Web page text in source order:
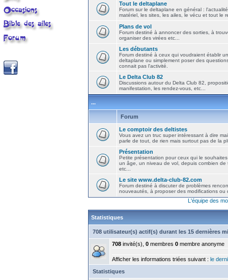
Tout le deltaplane
Forum sur le deltaplane en général :
matériel, les sites, les ailes, le vécu et tout le
Plans de vol
Forum destiné à annoncer des sorties, à
organiser des virées etc...
Les débutants
Forum destiné à ceux qui voudraient établir
deltaplane ou simplement poser des
connait pas l'activité.
Le Delta Club 82
Discussions autour du Delta Club 82,
manifestation, les rendez-vous, etc...
...
Forum
Le comptoir des deltistes
Vous avez un truc super intéressant à dire
parle de tout, de rien mais surtout pas de la
Présentation
Petite présentation pour ceux qui le
un âge, un niveau de vol, depuis combien de
etc...
Le site www.delta-club-82.com
Forum destiné à discuter de problèmes
nouveautés, à proposer des modifications ou
L'équipe des
Statistiques
708 utilisateur(s) actif(s) durant les 15 dernières
708 invité(s), 0 membres 0 membre anonyme
Afficher les informations triées suivant : le
Statistiques